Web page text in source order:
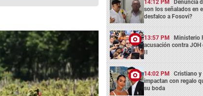
14:12 PM Denuncia
son los señalados en
desfalco a Fosovi?
13:57 PM Ministerio
acusación contra JOH
II
14:02 PM Cristiano y
impactan con regalo
su boda